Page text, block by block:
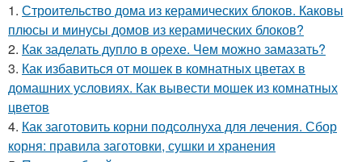
1. Строительство дома из керамических блоков. Каковы
плюсы и минусы домов из керамических блоков?
2. Как заделать дупло в орехе. Чем можно замазать?
3. Как избавиться от мошек в комнатных цветах в
домашних условиях. Как вывести мошек из комнатных
цветов
4. Как заготовить корни подсолнуха для лечения. Сбор
корня: правила заготовки, сушки и хранения